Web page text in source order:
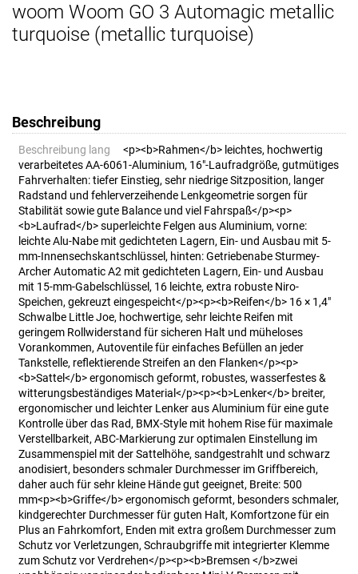
woom Woom GO 3 Automagic metallic
turquoise (metallic turquoise)
Beschreibung
Beschreibung lang
<p><b>Rahmen</b> leichtes, hochwertig
verarbeitetes AA-6061-Aluminium, 16"-Laufradgröße, gutmütiges
Fahrverhalten: tiefer Einstieg, sehr niedrige Sitzposition, langer
Radstand und fehlerverzeihende Lenkgeometrie sorgen für
Stabilität sowie gute Balance und viel Fahrspaß</p><p>
<b>Laufrad</b> superleichte Felgen aus Aluminium, vorne:
leichte Alu-Nabe mit gedichteten Lagern, Ein- und Ausbau mit 5-
mm-Innensechskantschlüssel, hinten: Getriebenabe Sturmey-
Archer Automatic A2 mit gedichteten Lagern, Ein- und Ausbau
mit 15-mm-Gabelschlüssel, 16 leichte, extra robuste Niro-
Speichen, gekreuzt eingespeicht</p><p><b>Reifen</b> 16 × 1,4"
Schwalbe Little Joe, hochwertige, sehr leichte Reifen mit
geringem Rollwiderstand für sicheren Halt und müheloses
Vorankommen, Autoventile für einfaches Befüllen an jeder
Tankstelle, reflektierende Streifen an den Flanken</p><p>
<b>Sattel</b> ergonomisch geformt, robustes, wasserfestes &
witterungsbeständiges Material</p><p><b>Lenker</b> breiter,
ergonomischer und leichter Lenker aus Aluminium für eine gute
Kontrolle über das Rad, BMX-Style mit hohem Rise für maximale
Verstellbarkeit, ABC-Markierung zur optimalen Einstellung im
Zusammenspiel mit der Sattelhöhe, sandgestrahlt und schwarz
anodisiert, besonders schmaler Durchmesser im Griffbereich,
daher auch für sehr kleine Hände gut geeignet, Breite: 500
mm<p><b>Griffe</b> ergonomisch geformt, besonders schmaler,
kindgerechter Durchmesser für guten Halt, Komfortzone für ein
Plus an Fahrkomfort, Enden mit extra großem Durchmesser zum
Schutz vor Verletzungen, Schraubgriffe mit integrierter Klemme
zum Schutz vor Verdrehen</p><p><b>Bremsen </b>zwei